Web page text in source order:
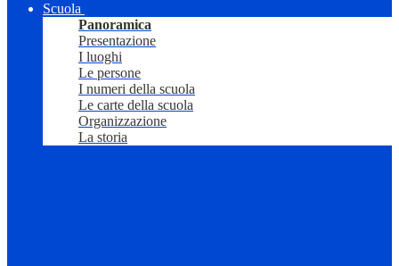
Scuola
Panoramica
Presentazione
I luoghi
Le persone
I numeri della scuola
Le carte della scuola
Organizzazione
La storia